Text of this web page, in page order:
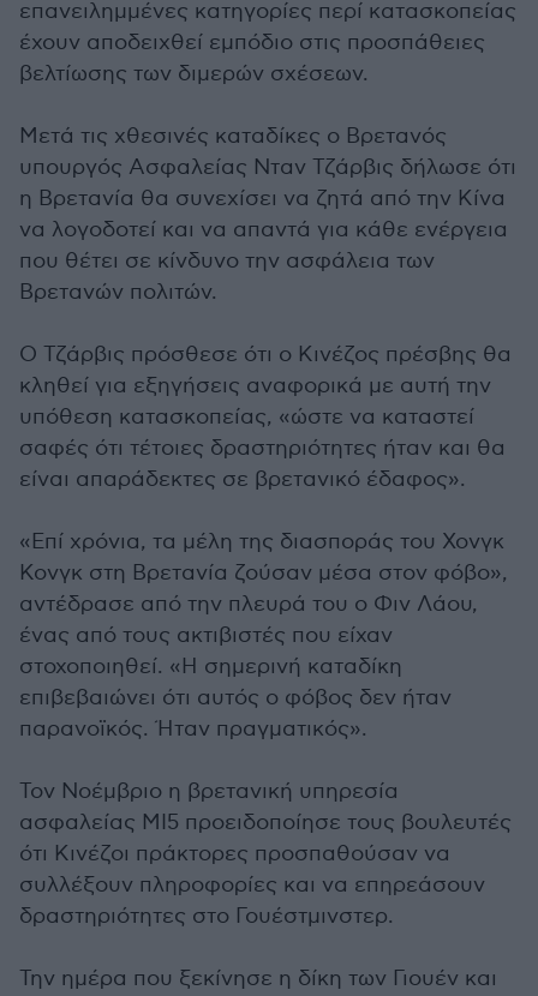
επανειλημμένες κατηγορίες περί κατασκοπείας
έχουν αποδειχθεί εμπόδιο στις προσπάθειες
βελτίωσης των διμερών σχέσεων.
Μετά τις χθεσινές καταδίκες ο Βρετανός
υπουργός Ασφαλείας Νταν Τζάρβις δήλωσε ότι
η Βρετανία θα συνεχίσει να ζητά από την Κίνα
να λογοδοτεί και να απαντά για κάθε ενέργεια
που θέτει σε κίνδυνο την ασφάλεια των
Βρετανών πολιτών.
Ο Τζάρβις πρόσθεσε ότι ο Κινέζος πρέσβης θα
κληθεί για εξηγήσεις αναφορικά με αυτή την
υπόθεση κατασκοπείας, «ώστε να καταστεί
σαφές ότι τέτοιες δραστηριότητες ήταν και θα
είναι απαράδεκτες σε βρετανικό έδαφος».
«Επί χρόνια, τα μέλη της διασποράς του Χονγκ
Κονγκ στη Βρετανία ζούσαν μέσα στον φόβο»,
αντέδρασε από την πλευρά του ο Φιν Λάου,
ένας από τους ακτιβιστές που είχαν
στοχοποιηθεί. «Η σημερινή καταδίκη
επιβεβαιώνει ότι αυτός ο φόβος δεν ήταν
παρανοϊκός. Ήταν πραγματικός».
Τον Νοέμβριο η βρετανική υπηρεσία
ασφαλείας MI5 προειδοποίησε τους βουλευτές
ότι Κινέζοι πράκτορες προσπαθούσαν να
συλλέξουν πληροφορίες και να επηρεάσουν
δραστηριότητες στο Γουέστμινστερ.
Την ημέρα που ξεκίνησε η δίκη των Γιουέν και